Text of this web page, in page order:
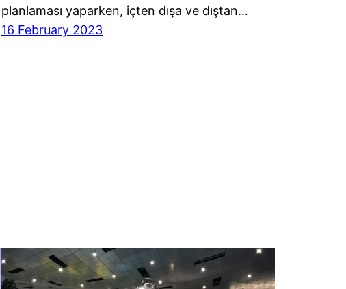
planlaması yaparken, içten dışa ve dıştan…
16 February 2023